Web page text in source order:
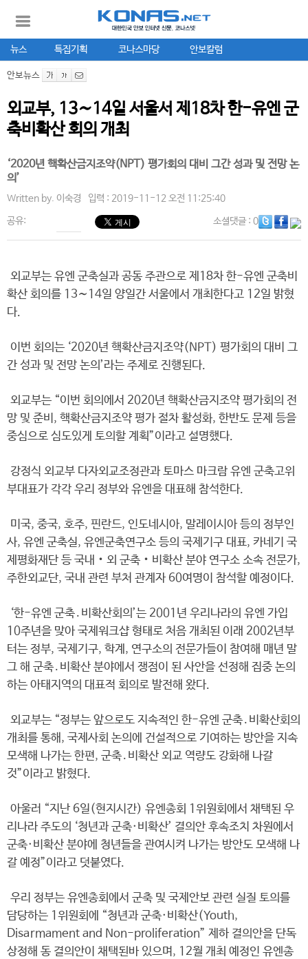
뉴스 특집기획 코나스마당 안보칼럼
안보뉴스
외교부, 13∼14일 서울서 제18차 한-유엔 군
축비확산 회의 개최
‘2020년 핵확산금지조약(NPT) 평가회의 대비 그간 성과 및 전망 논
의’
Written by. 이숙경 입력 : 2019-11-12 오전 11:25:40
공유: 소셜댓글: 0
외교부는 유엔 군축실과 공동 주관으로 제18차 한-유엔 군축비
확산 회의를 13∼14일 양일간 서울에서 개최한다고 12일 밝혔
다.
이번 회의는 ‘2020년 핵확산금지조약(NPT) 평가회의 대비 그
간 성과 및 전망 논의’라는 주제로 진행된다.
외교부는 “이번 회의에서 2020년 핵확산금지조약 평가회의 전
망 및 준비, 핵확산금지조약 평가 절차 활성화, 한반도 문제 등을
중심으로 심도있게 토의할 계획”이라고 설명했다.
강정식 외교부 다자외교조정관과 토마스 마크람 유엔 군축고위
부대표가 각각 우리 정부와 유엔을 대표해 참석한다.
미국, 중국, 호주, 핀란드, 인도네시아, 말레이시아 등의 정부인
사, 유엔 군축실, 유엔군축연구소 등의 국제기구 대표, 카네기 국
제평화재단 등 국내‧외 군축‧비확산 분야 연구소 소속 전문가,
주한외교단, 국내 관련 부처 관계자 60여명이 참석할 예정이다.
‘한-유엔 군축․비확산회의’는 2001년 우리나라의 유엔 가입
10주년을 맞아 국제워크샵 형태로 처음 개최된 이래 2002년부
터는 정부, 국제기구, 학계, 연구소의 전문가들이 참여해 매년 말
그 해 군축․비확산 분야에서 쟁점이 된 사안을 선정해 집중 논의
하는 아태지역의 대표적 회의로 발전해 왔다.
외교부는 “정부는 앞으로도 지속적인 한-유엔 군축․비확산회의
개최를 통해, 국제사회 논의에 건설적으로 기여하는 방안을 지속
모색해 나가는 한편, 군축․비확산 외교 역량도 강화해 나갈
것”이라고 밝혔다.
아울러 “지난 6일(현지시간) 유엔총회 1위원회에서 채택된 우
리나라 주도의 ‘청년과 군축·비확산’ 결의안 후속조치 차원에서
군축·비확산 분야에 청년들을 관여시켜 나가는 방안도 모색해 나
갈 예정”이라고 덧붙였다.
우리 정부는 유엔총회에서 군축 및 국제안보 관련 실질 토의를
담당하는 1위원회에 “청년과 군축·비확산(Youth,
Disarmament and Non-proliferation” 제하 결의안을 단독
상정해 동 결의안이 채택된바 있으며, 12월 개최 예정인 유엔총